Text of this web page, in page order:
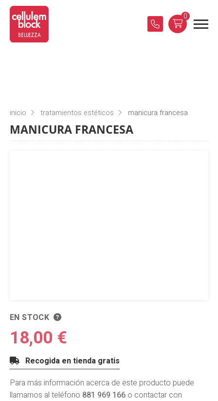
0
inicio tratamientos estéticos manicura francesa
MANICURA FRANCESA
EN STOCK
18,00 €
Recogida en tienda gratis
Para más información acerca de este producto puede
llamarnos al teléfono 881 969 166 o contactar con